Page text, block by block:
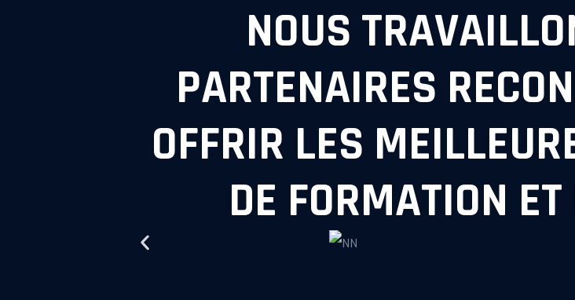
NOUS
PARTENAIRES
OFFRIR LES
DE FORMATION